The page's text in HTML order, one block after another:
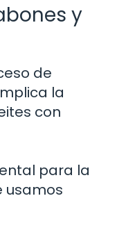
y
de
la
con
para la
usamos